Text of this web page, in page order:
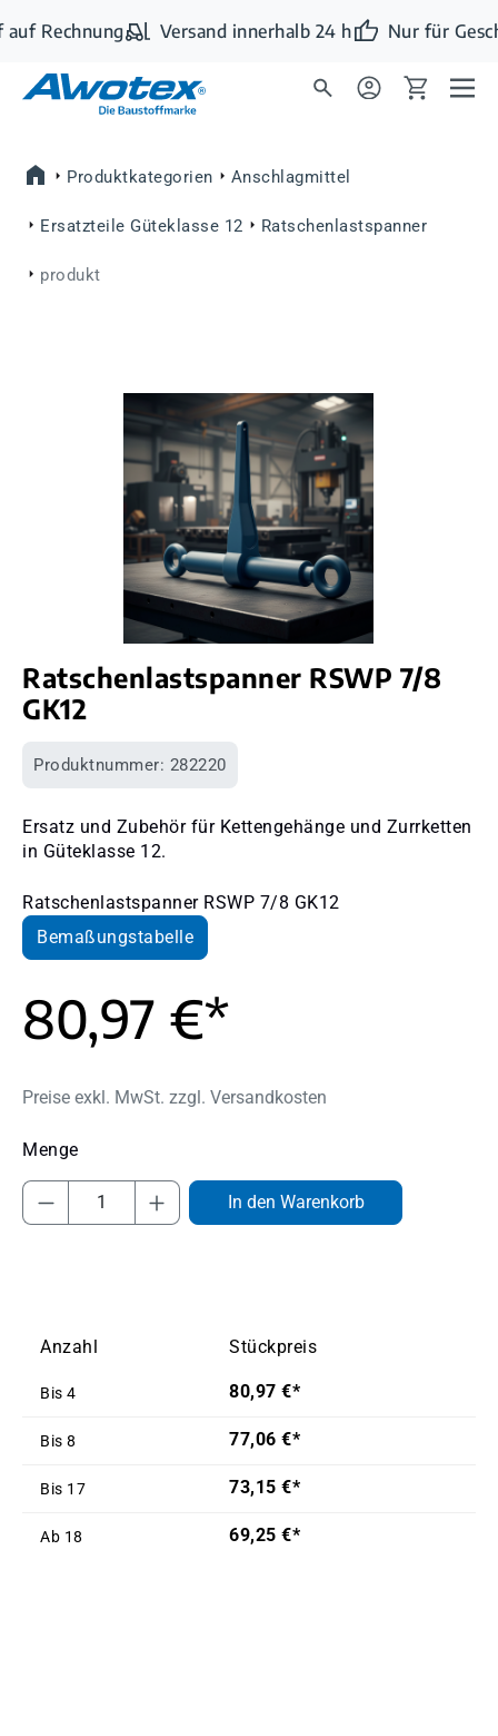
Zum Hauptinhalt springen
Rechnung Versand innerhalb 24 h Nur für
Produktkategorien Anschlagmittel
Ersatzteile Güteklasse 12 Ratschenlastspanner
produkt
Bildergalerie überspringen
Ratschenlastspanner RSWP 7/8
GK12
Produktnummer: 282220
Ersatz und Zubehör für Kettengehänge und Zurrketten
in Güteklasse 12.
Ratschenlastspanner RSWP 7/8 GK12
Bemaßungstabelle
80,97 €*
Preise exkl. MwSt. zzgl. Versandkosten
Produkt Anzahl: Gib den gewünschten
In den Warenkorb
Anzahl Stückpreis
Bis 4 80,97 €*
Bis 8 77,06 €*
Bis 17 73,15 €*
Ab 18 69,25 €*